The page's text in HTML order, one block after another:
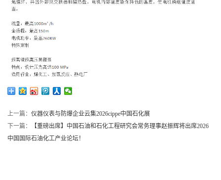
上一篇： 仪器仪表与防爆企业云集2026cippe中国石化展
下一篇：
【重磅出席】中国石油和石化工程研究会常务理事赵振辉将出席2026
中国国际石油化工产业论坛！